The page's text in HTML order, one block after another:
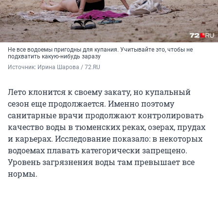
Не все водоемы пригодны для купания. Учитывайте это, чтобы не
подхватить какую-нибудь заразу
Источник: Ирина Шарова / 72.RU
Лето клонится к своему закату, но купальный
сезон еще продолжается. Именно поэтому
санитарные врачи продолжают контролировать
качество воды в тюменских реках, озерах, прудах
и карьерах. Исследование показало: в некоторых
водоемах плавать категорически запрещено.
Уровень загрязнения воды там превышает все
нормы.